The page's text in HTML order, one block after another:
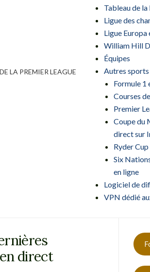
LA PREMIER LEAGUE
Tableau de
Ligue des
Ligue
William Hill
Équipes
Autres sports
Formule 1
Courses
Premier
Coupe du
direct sur
Ryder
Six
en ligne
Logiciel de
VPN dédié
direct